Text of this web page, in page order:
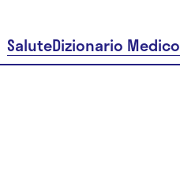
SaluteDizionario Medico